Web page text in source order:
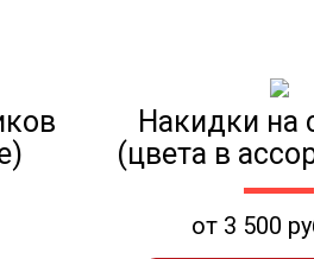
Накидки на
(цвета в
от 3 500